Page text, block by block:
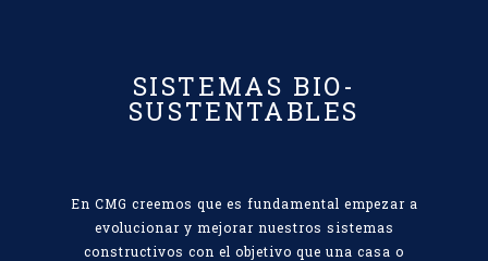
SISTEMAS BIO-
SUSTENTABLES
En CMG creemos que es fundamental empezar a
evolucionar y mejorar nuestros sistemas
constructivos con el objetivo que una casa o